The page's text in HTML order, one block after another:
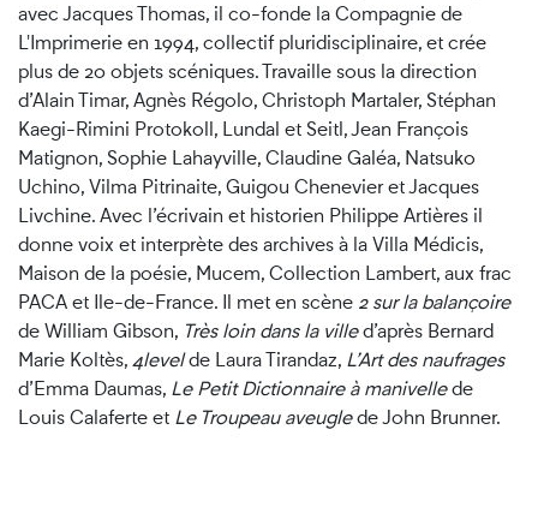
avec Jacques Thomas, il co-fonde la Compagnie de
L'Imprimerie en 1994, collectif pluridisciplinaire, et crée
plus de 20 objets scéniques. Travaille sous la direction
d’Alain Timar, Agnès Régolo, Christoph Martaler, Stéphan
Kaegi-Rimini Protokoll, Lundal et Seitl, Jean François
Matignon, Sophie Lahayville, Claudine Galéa, Natsuko
Uchino, Vilma Pitrinaite, Guigou Chenevier et Jacques
Livchine. Avec l’écrivain et historien Philippe Artières il
donne voix et interprète des archives à la Villa Médicis,
Maison de la poésie, Mucem, Collection Lambert, aux frac
PACA et Ile-de-France. Il met en scène 2 sur la balançoire
de William Gibson, Très loin dans la villed’après Bernard
Marie Koltès,4levelde Laura Tirandaz, L’Art des naufrages
d’Emma Daumas, Le Petit Dictionnaire à manivellede
Louis Calaferte et Le Troupeau aveuglede John Brunner.